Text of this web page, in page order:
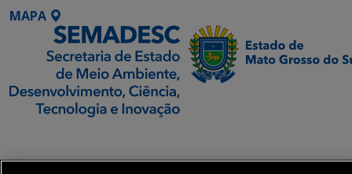
MAPA
Executiva de